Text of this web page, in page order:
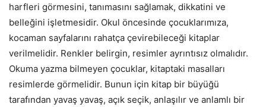
harfleri görmesini, tanımasını sağlamak, dikkatini ve
belleğini işletmesidir. Okul öncesinde çocuklarımıza,
kocaman sayfalarını rahatça çevirebileceği kitaplar
verilmelidir. Renkler belirgin, resimler ayrıntısız olmalıdır.
Okuma yazma bilmeyen çocuklar, kitaptaki masalları
resimlerde görmelidir. Bunun için kitap bir büyüğü
tarafından yavaş yavaş, açık seçik, anlaşılır ve anlamlı bir